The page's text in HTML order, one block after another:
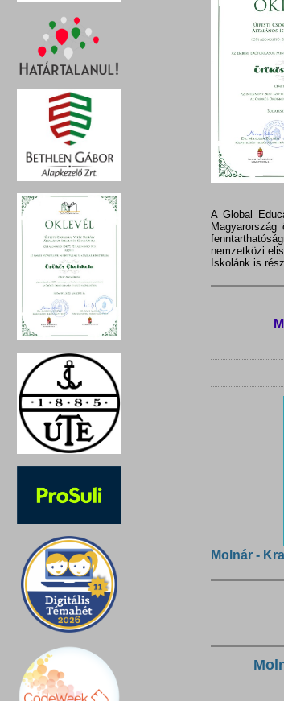
A Global
nemzetközi
Iskolánk is
Molnár -